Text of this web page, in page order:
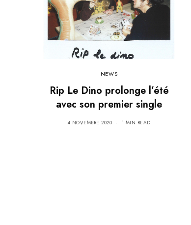
NEWS
Rip Le Dino prolonge l’été
avec son premier single
4 NOVEMBRE 2020 1 MIN READ